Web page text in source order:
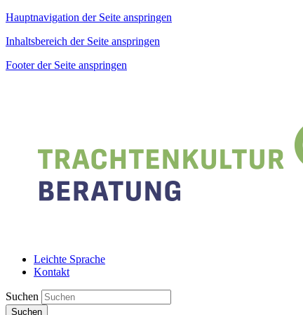
Hauptnavigation der Seite anspringen
Inhaltsbereich der Seite anspringen
Footer der Seite anspringen
Leichte Sprache
Kontakt
Suchen
Suchen